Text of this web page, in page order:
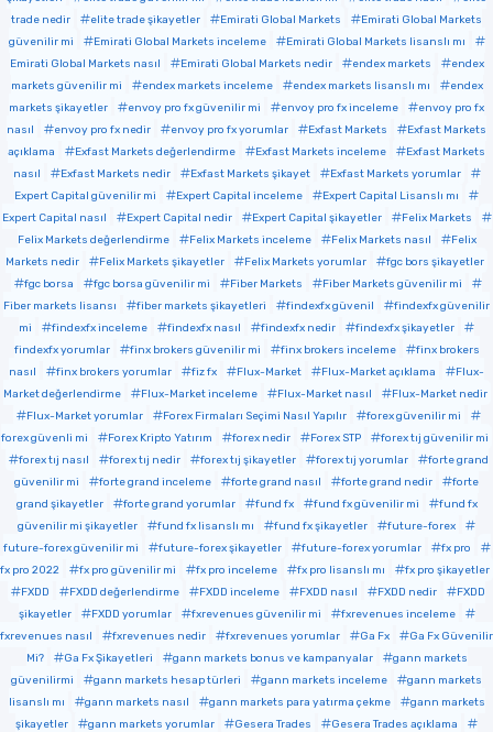
trade nedir
elite trade şikayetler Emirati Global Markets
Emirati Global Markets
güvenilir mi
Emirati Global Markets inceleme
Emirati Global Markets lisanslı mı
Emirati Global Markets nasıl
Emirati Global Markets nedir endex markets
endex
markets güvenilir mi
endex markets inceleme endex markets lisanslı mı
endex
markets şikayetler
envoy pro fx güvenilir mi envoy pro fx inceleme
envoy pro fx
nasıl
envoy pro fx nedir envoy pro fx yorumlar Exfast Markets
Exfast Markets
açıklama
Exfast Markets değerlendirme Exfast Markets inceleme
Exfast Markets
nasıl
Exfast Markets nedir Exfast Markets şikayet
Exfast Markets yorumlar
Expert Capital güvenilir mi
Expert Capital inceleme
Expert Capital Lisanslı mı
Expert Capital nasıl
Expert Capital nedir Expert Capital şikayetler
Felix Markets
Felix Markets değerlendirme
Felix Markets inceleme Felix Markets nasıl
Felix
Markets nedir
Felix Markets şikayetler Felix Markets yorumlar
fgc bors şikayetler
fgc borsa
fgc borsa güvenilir mi Fiber Markets
Fiber Markets güvenilir mi
Fiber markets lisansı
fiber markets şikayetleri findexfx güvenil
findexfx güvenilir
mi
findexfx inceleme findexfx nasıl findexfx nedir
findexfx şikayetler
findexfx yorumlar
finx brokers güvenilir mi finx brokers inceleme
finx brokers
nasıl
finx brokers yorumlar fiz fx Flux-Market Flux-Market açıklama
Flux-
Market değerlendirme
Flux-Market inceleme Flux-Market nasıl
Flux-Market nedir
Flux-Market yorumlar
Forex Firmaları Seçimi Nasıl Yapılır
forex güvenilir mi
forex güvenli mi
Forex Kripto Yatırım forex nedir Forex STP
forex tıj güvenilir mi
forex tıj nasıl
forex tıj nedir forex tıj şikayetler forex tıj yorumlar
forte grand
güvenilir mi
forte grand inceleme forte grand nasıl forte grand nedir
forte
grand şikayetler
forte grand yorumlar fund fx fund fx güvenilir mi
fund fx
güvenilir mi şikayetler
fund fx lisanslı mı fund fx şikayetler
future-forex
future-forex güvenilir mi
future-forex şikayetler future-forex yorumlar
fx pro
fx pro 2022
fx pro güvenilir mi fx pro inceleme fx pro lisanslı mı
fx pro şikayetler
FXDD
FXDD değerlendirme FXDD inceleme FXDD nasıl FXDD nedir
FXDD
şikayetler
FXDD yorumlar fxrevenues güvenilir mi
fxrevenues inceleme
fxrevenues nasıl
fxrevenues nedir fxrevenues yorumlar Ga Fx
Ga Fx Güvenilir
Mi?
Ga Fx Şikayetleri gann markets bonus ve kampanyalar
gann markets
güvenilirmi
gann markets hesap türleri gann markets inceleme
gann markets
lisanslı mı
gann markets nasıl gann markets para yatırma çekme
gann markets
şikayetler
gann markets yorumlar Gesera Trades
Gesera Trades açıklama